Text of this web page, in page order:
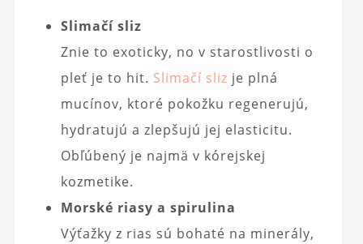
Slimačí sliz
Znie to exoticky, no v starostlivosti o
pleť je to hit. Slimačí sliz je plná
mucínov, ktoré pokožku regenerujú,
hydratujú a zlepšujú jej elasticitu.
Obľúbený je najmä v kórejskej
kozmetike.
Morské riasy a spirulina
Výťažky z rias sú bohaté na minerály,